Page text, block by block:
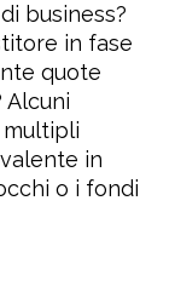
business?
in fase
quote
Alcuni
in
o i fondi